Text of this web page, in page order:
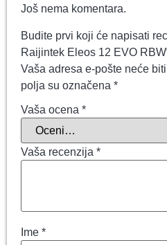
Još nema komentara.
Budite prvi koji će napisati
Raijintek Eleos 12 EVO
Vaša adresa e-pošte neće
polja su označena *
Vaša ocena *
Vaša recenzija *
Ime *